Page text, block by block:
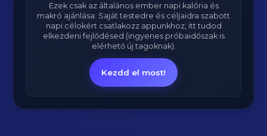
Ezek csak az általános ember napi kalória és
makró ajánlása. Saját testedre és céljaidra szabott
napi célokért csatlakozz appunkhoz, itt tudod
elkezdeni fejlődésed (ingyenes próbaidőszak is
elérhető új tagoknak).
Kezdd el most!